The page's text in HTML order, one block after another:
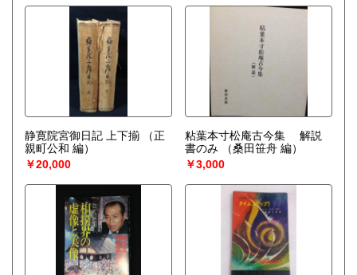
静寛院宮御日記 上下揃
（正
親町公和 編）
￥20,000
粘葉本寸松庵古今集 解説
書のみ
（桑田笹舟 編）
￥3,000